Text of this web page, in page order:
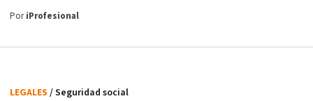
PoriProfesional
LEGALES / Seguridad social